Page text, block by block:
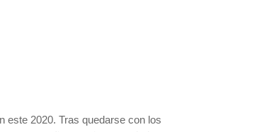
este 2020. Tras quedarse con los